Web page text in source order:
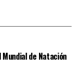
de Natación